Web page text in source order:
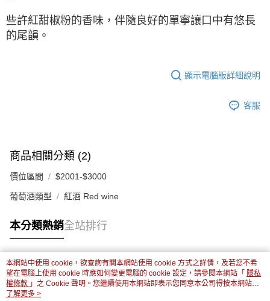
些許紅甜椒粉的香味，伴隨良好的單寧讓口中有悠⻑
的尾韻。
顯示電腦版詳細說明
客服
商品相關分類 (2)
價位區間 $2001-$3000
葡萄酒類型 紅酒 Red wine
本分類熱銷全站排行
熱門標籤
本網站中使用 cookie，欲查詢有關本網站使用 cookie 方式之詳情，及若您不希
望在電腦上使用 cookie 時應如何變更電腦的 cookie 設定，請參閱本網站「 隱私
權條款 」之 Cookie 聲明。您繼續使用本網站即表示您同意本公司得按本網站使
用條款之 Cookie 聲明使用 cookie。
了解更多 >